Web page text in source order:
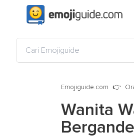
Emojiguide.com
Wanita